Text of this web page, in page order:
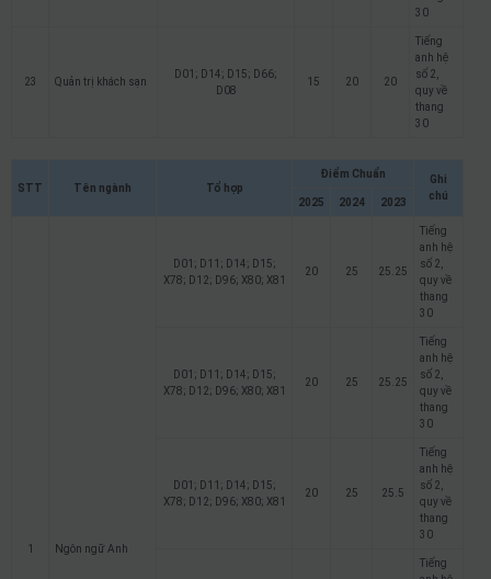
30
23 Quản trị khách sạn
D01; D14; D15; D66;
D08
15 20 20
Tiếng
anh hệ
số 2,
quy về
thang
30
STT Tên ngành Tổ hợp
Điểm Chuẩn
Ghi
chú
2025 2024 2023
1 Ngôn ngữ Anh
D01; D11; D14; D15;
X78; D12; D96; X80; X81
20 25 25.25
Tiếng
anh hệ
số 2,
quy về
thang
30
D01; D11; D14; D15;
X78; D12; D96; X80; X81
20 25 25.25
Tiếng
anh hệ
số 2,
quy về
thang
30
D01; D11; D14; D15;
X78; D12; D96; X80; X81
20 25 25.5
Tiếng
anh hệ
số 2,
quy về
thang
30
Tiếng